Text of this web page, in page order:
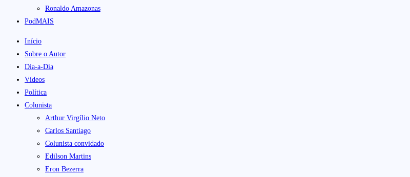
Ronaldo Amazonas
PodMAIS
Início
Sobre o Autor
Dia-a-Dia
Vídeos
Política
Colunista
Arthur Virgílio Neto
Carlos Santiago
Colunista convidado
Edilson Martins
Eron Bezerra